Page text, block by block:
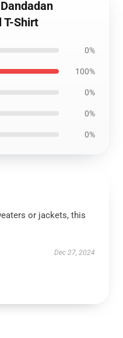
T-Shirt
0%
100%
0%
0%
0%
or jackets, this
Dec 27, 2024